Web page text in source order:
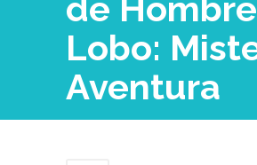
de
Lobo:
Aventura